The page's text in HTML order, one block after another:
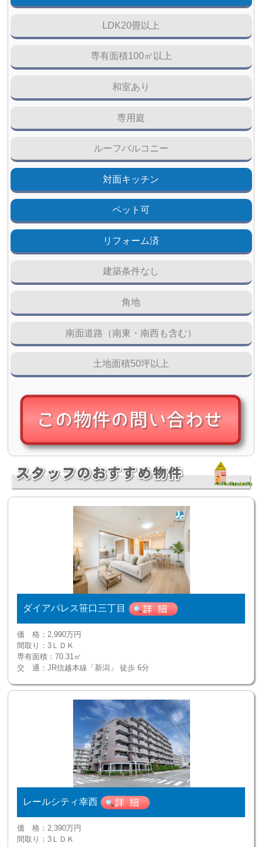
LDK20畳以上
専有面積100㎡以上
和室あり
専用庭
ルーフバルコニー
対面キッチン
ペット可
リフォーム済
建築条件なし
角地
南面道路（南東・南西も含む）
土地面積50坪以上
ダイアパレス笹口三丁目
価 格： 2,990万円
間取り：3ＬＤＫ
専有面積：70.31㎡
交 通：JR信越本線「新潟」 徒歩 6分
レールシティ幸西
価 格：2,390万円
間取り：3ＬＤＫ